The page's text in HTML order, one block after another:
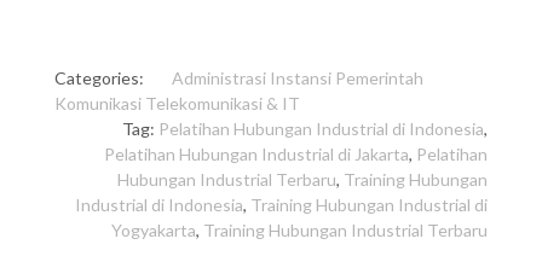
Categories: Administrasi Instansi Pemerintah
Komunikasi Telekomunikasi & IT
Tag: Pelatihan Hubungan Industrial di Indonesia,
Pelatihan Hubungan Industrial di Jakarta, Pelatihan
Hubungan Industrial Terbaru, Training Hubungan
Industrial di Indonesia, Training Hubungan Industrial di
Yogyakarta, Training Hubungan Industrial Terbaru